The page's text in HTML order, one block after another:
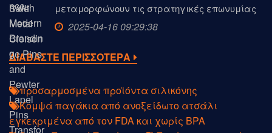
μεταμορφώνουν τις στρατηγικές επωνυμίας
2025-04-16 09:29:38
ΔΙΑΒΑΣΤΕ ΠΕΡΙΣΣΟΤΕΡΑ
προσαρμοσμένα προϊόντα σιλικόνης
Κομψά παγάκια από ανοξείδωτο ατσάλι
εγκεκριμένα από τον FDA και χωρίς BPA